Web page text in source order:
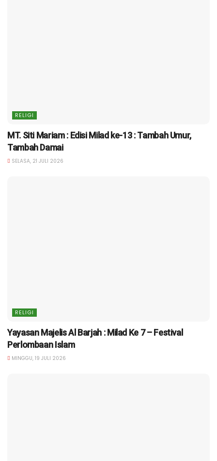
RELIGI
MT. Siti Mariam : Edisi Milad ke-13 : Tambah Umur,
Tambah Damai
SELASA, 21 JULI 2026
RELIGI
Yayasan Majelis Al Barjah : Milad Ke 7 – Festival
Perlombaan Islam
MINGGU, 19 JULI 2026